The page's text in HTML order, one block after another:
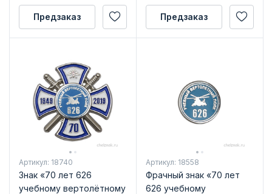
Предзаказ Предзаказ
Артикул: 18740
Знак «70 лет 626
учебному вертолётному
Артикул: 18558
Фрачный знак «70 лет
626 учебному